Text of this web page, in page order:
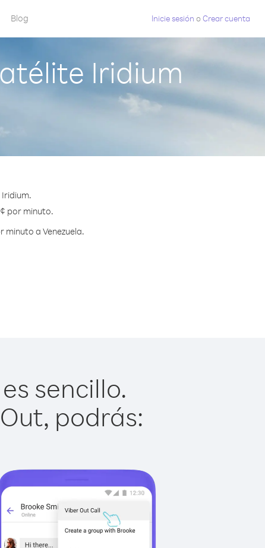
Blog Inicie sesión oCrear cuenta
Iridium
por minuto.
a Venezuela.
sencillo.
podrás: